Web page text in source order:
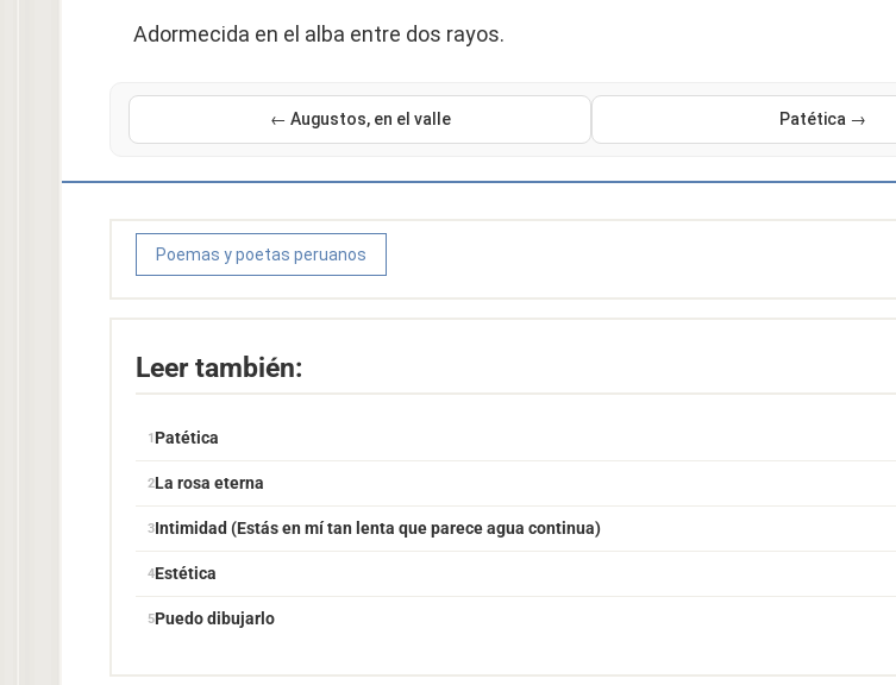
Adormecida en el alba entre dos rayos.
← Augustos, en el valle Patética →
Poemas y poetas peruanos
Leer también:
Patética
La rosa eterna
Intimidad (Estás en mí tan lenta que parece agua continua)
Estética
Puedo dibujarlo